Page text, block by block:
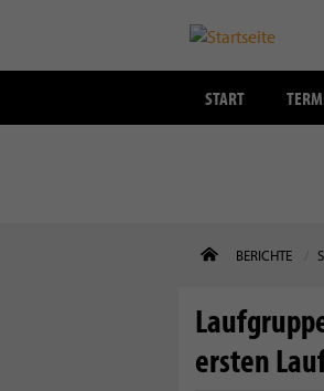
START
BERICHTE
ersten